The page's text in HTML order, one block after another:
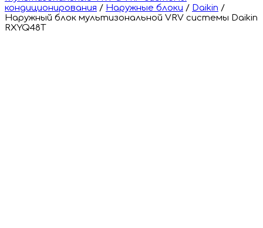
кондиционирования / Наружные блоки / Daikin /
Наружный блок мультизональной VRV системы Daikin
RXYQ48T